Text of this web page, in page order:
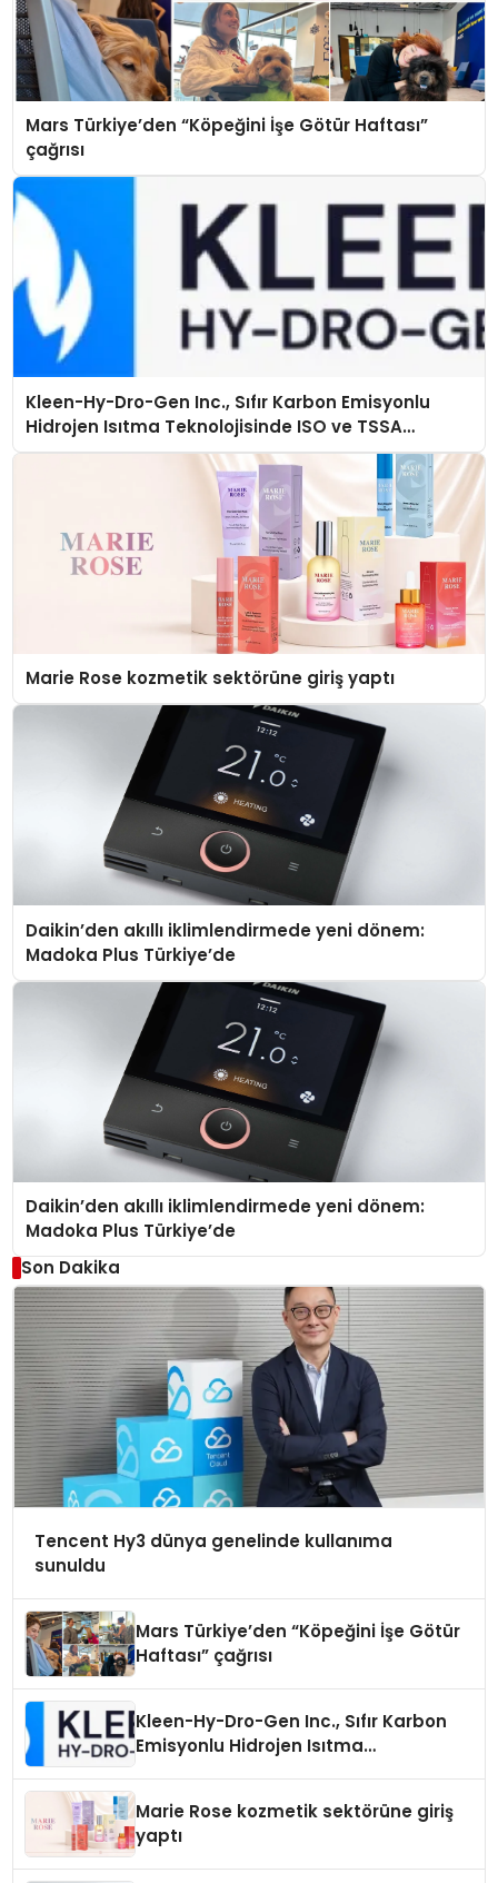
Mars Türkiye’den “Köpeğini İşe Götür Haftası”
çağrısı
Kleen-Hy-Dro-Gen Inc., Sıfır Karbon Emisyonlu
Hidrojen Isıtma Teknolojisinde ISO ve TSSA
Düzenleyici Onaylarını Aldı
Marie Rose kozmetik sektörüne giriş yaptı
Daikin’den akıllı iklimlendirmede yeni dönem:
Madoka Plus Türkiye’de
Daikin’den akıllı iklimlendirmede yeni dönem:
Madoka Plus Türkiye’de
Son Dakika
Tencent Hy3 dünya genelinde kullanıma
sunuldu
Mars Türkiye’den “Köpeğini İşe Götür
Haftası” çağrısı
Kleen-Hy-Dro-Gen Inc., Sıfır Karbon
Emisyonlu Hidrojen Isıtma
Marie Rose kozmetik sektörüne giriş
yaptı